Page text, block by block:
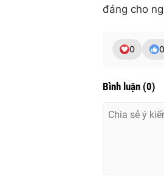
đáng cho
0 0
Bình luận (0)